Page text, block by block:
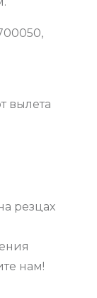
вылета
резцах
нам!